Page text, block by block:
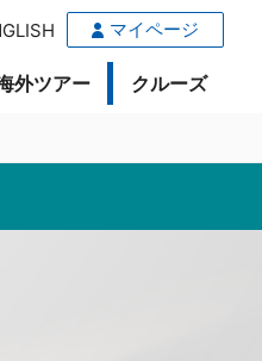
マイページ
外ツアー クルーズ